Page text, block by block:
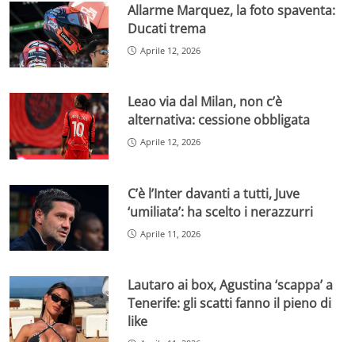
Allarme Marquez, la foto spaventa:
Ducati trema
Aprile 12, 2026
Leao via dal Milan, non c’è
alternativa: cessione obbligata
Aprile 12, 2026
C’è l’Inter davanti a tutti, Juve
‘umiliata’: ha scelto i nerazzurri
Aprile 11, 2026
Lautaro ai box, Agustina ‘scappa’ a
Tenerife: gli scatti fanno il pieno di
like